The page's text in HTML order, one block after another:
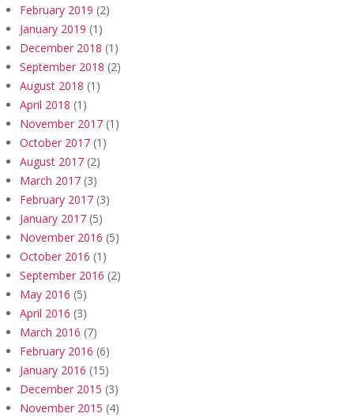
February 2019 (2)
January 2019 (1)
December 2018 (1)
September 2018 (2)
August 2018 (1)
April 2018 (1)
November 2017 (1)
October 2017 (1)
August 2017 (2)
March 2017 (3)
February 2017 (3)
January 2017 (5)
November 2016 (5)
October 2016 (1)
September 2016 (2)
May 2016 (5)
April 2016 (3)
March 2016 (7)
February 2016 (6)
January 2016 (15)
December 2015 (3)
November 2015 (4)